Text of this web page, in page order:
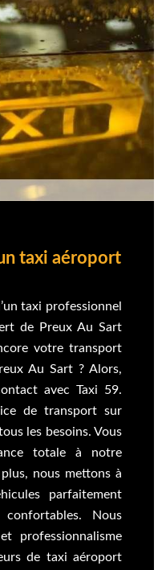
taxi aéroport
taxi professionnel
de Preux Au Sart
votre transport
Au Sart ? Alors,
avec Taxi 59.
de transport sur
les besoins. Vous
totale à notre
nous mettons à
parfaitement
Nous
professionnalisme
de taxi aéroport